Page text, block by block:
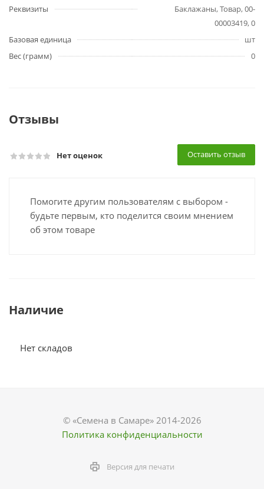
Реквизиты
Баклажаны, Товар, 00-
00003419, 0
Базовая единица
шт
Вес (грамм)
0
Отзывы
Нет оценок Оставить отзыв
Помогите другим пользователям с выбором -
будьте первым, кто поделится своим мнением
об этом товаре
Наличие
Нет складов
© «Семена в Самаре» 2014-2026
Политика конфиденциальности
Версия для печати